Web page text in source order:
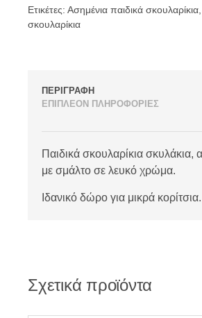
Ετικέτες: Ασημένια παιδικά σκουλαρίκια
σκουλαρίκια
ΠΕΡΙΓΡΑΦΗ
ΕΠΙΠΛΕΟΝ ΠΛΗΡΟΦΟΡΙΕΣ
Παιδικά σκουλαρίκια
με σμάλτο σε λευκό χρώμα.
Ιδανικό δώρο για μικρά κορίτσια.
Σχετικά προϊόντα